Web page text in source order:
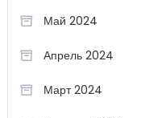
Май 2024
Апрель 2024
Март 2024